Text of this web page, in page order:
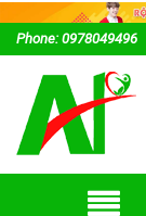
Phone: 0978049496